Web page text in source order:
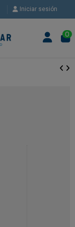
Iniciar sesión
0